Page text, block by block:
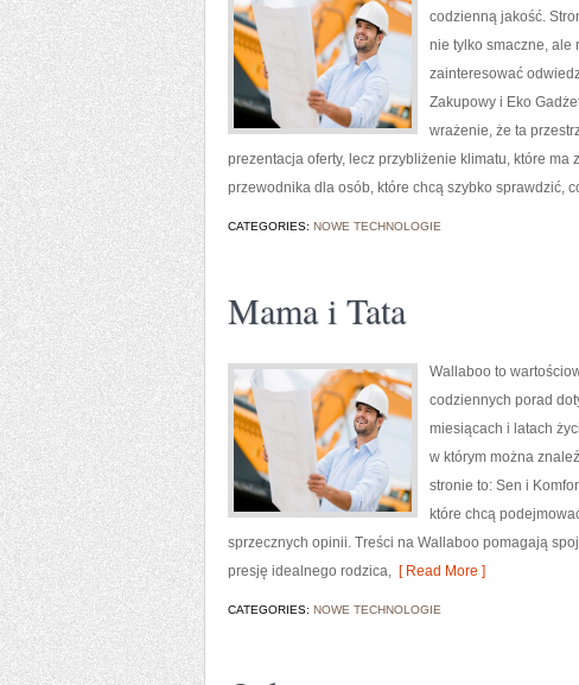
codzienną jakość.
nie tylko smaczne, ale
zainteresować
Zakupowy i Eko
wrażenie, że ta
prezentacja oferty, lecz przybliżenie klimatu, które
przewodnika dla osób, które chcą szybko sprawdzić,
CATEGORIES: NOWE TECHNOLOGIE
Mama i Tata
Wallaboo to
codziennych porad
miesiącach i latach
w którym można
stronie to: Sen i
które chcą
sprzecznych opinii. Treści na Wallaboo pomagają
presję idealnego rodzica, [ Read More ]
CATEGORIES: NOWE TECHNOLOGIE